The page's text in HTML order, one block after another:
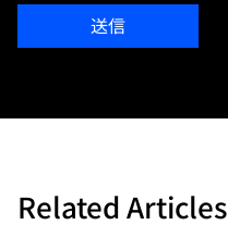
送信
Related Articles